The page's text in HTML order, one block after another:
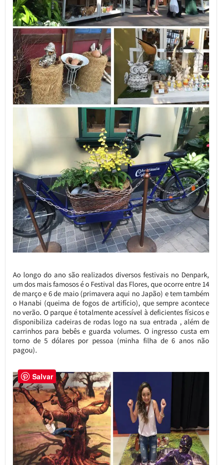
Ao longo do ano são realizados diversos festivais no Denpark,
um dos mais famosos é o Festival das Flores, que ocorre entre 14
de março e 6 de maio (primavera aqui no Japão) e tem também
o Hanabi (queima de fogos de artifício), que sempre acontece
no verão. O parque é totalmente acessível à deficientes físicos e
disponibiliza cadeiras de rodas logo na sua entrada , além de
carrinhos para bebês e guarda volumes. O ingresso custa em
torno de 5 dólares por pessoa (minha filha de 6 anos não
pagou).
Salvar